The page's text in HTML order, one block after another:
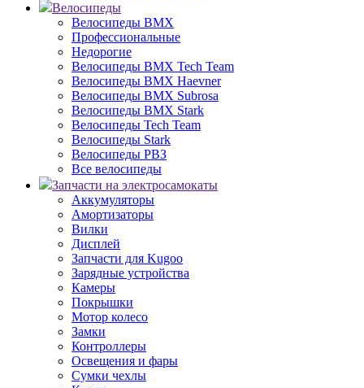
Велосипеды
Велосипеды BMX
Профессиональные
Недорогие
Велосипеды BMX Tech Team
Велосипеды BMX Haevner
Велосипеды BMX Subrosa
Велосипеды BMX Stark
Велосипеды Tech Team
Велосипеды Stark
Велосипеды РВЗ
Все велосипеды
Запчасти на электросамокаты
Аккумуляторы
Амортизаторы
Вилки
Дисплей
Запчасти для Kugoo
Зарядные устройства
Камеры
Покрышки
Мотор колесо
Замки
Контроллеры
Освещения и фары
Сумки чехлы